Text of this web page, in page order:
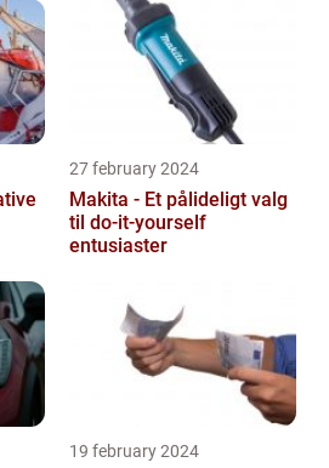
27 february 2024
Makita - Et pålideligt valg
til do-it-yourself
entusiaster
19 february 2024